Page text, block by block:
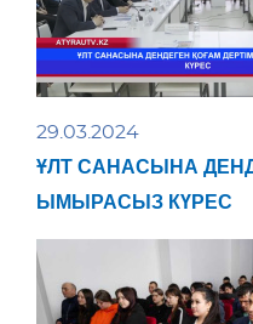
29.03.2024
ҰЛТ САНАСЫНА
ЫМЫРАСЫЗ КҮРЕС